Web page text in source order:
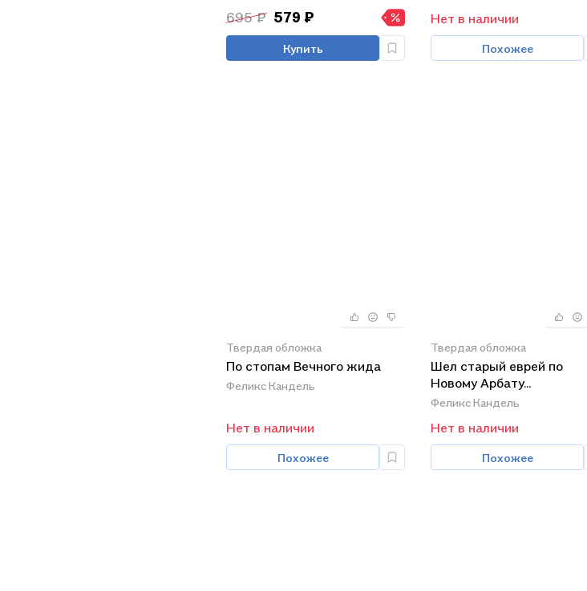
695 ₽ 579 ₽
Купить
Нет в наличии
Похожее
Твердая обложка
По стопам Вечного жида
Феликс Кандель
Нет в наличии
Похожее
Твердая обложка
Шел старый еврей по
Новому Арбату...
Феликс Кандель
Нет в наличии
Похожее